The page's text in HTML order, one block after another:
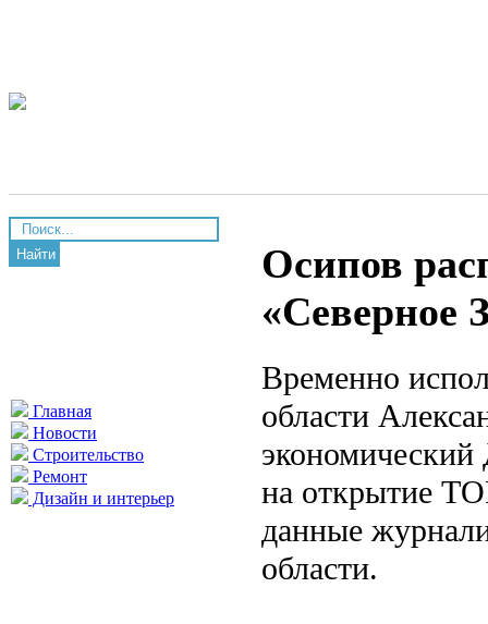
Найти
Главная
Новости
Строительство
Ремонт
Дизайн и интерьер
Осипов
«Северное
Временно
области
экономический
на открытие
данные
области.